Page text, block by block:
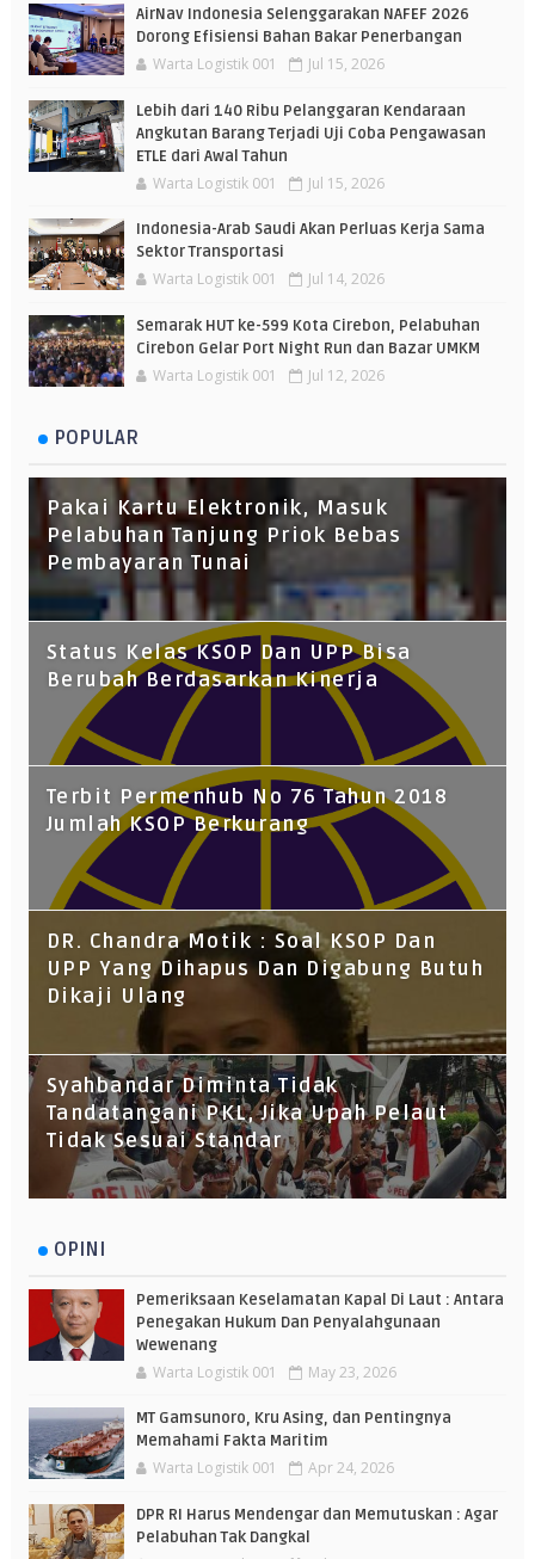
AirNav Indonesia Selenggarakan NAFEF 2026
Dorong Efisiensi Bahan Bakar Penerbangan
Warta Logistik 001 Jul 15, 2026
Lebih dari 140 Ribu Pelanggaran Kendaraan
Angkutan Barang Terjadi Uji Coba Pengawasan
ETLE dari Awal Tahun
Warta Logistik 001 Jul 15, 2026
Indonesia-Arab Saudi Akan Perluas Kerja Sama
Sektor Transportasi
Warta Logistik 001 Jul 14, 2026
Semarak HUT ke-599 Kota Cirebon, Pelabuhan
Cirebon Gelar Port Night Run dan Bazar UMKM
Warta Logistik 001 Jul 12, 2026
POPULAR
Pakai Kartu Elektronik, Masuk
Pelabuhan Tanjung Priok Bebas
Pembayaran Tunai
Status Kelas KSOP Dan UPP Bisa
Berubah Berdasarkan Kinerja
Terbit Permenhub No 76 Tahun 2018
Jumlah KSOP Berkurang
DR. Chandra Motik : Soal KSOP Dan
UPP Yang Dihapus Dan Digabung Butuh
Dikaji Ulang
Syahbandar Diminta Tidak
Tandatangani PKL, Jika Upah Pelaut
Tidak Sesuai Standar
OPINI
Pemeriksaan Keselamatan Kapal Di Laut : Antara
Penegakan Hukum Dan Penyalahgunaan
Wewenang
Warta Logistik 001 May 23, 2026
MT Gamsunoro, Kru Asing, dan Pentingnya
Memahami Fakta Maritim
Warta Logistik 001 Apr 24, 2026
DPR RI Harus Mendengar dan Memutuskan : Agar
Pelabuhan Tak Dangkal